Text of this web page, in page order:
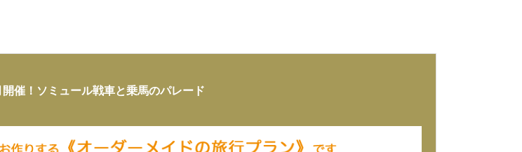
催！ソミュール戦車と乗馬のパレード